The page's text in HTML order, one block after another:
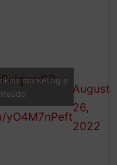
yO4M7nPeft
1 (@F1)
August
26,
2022
marketing e